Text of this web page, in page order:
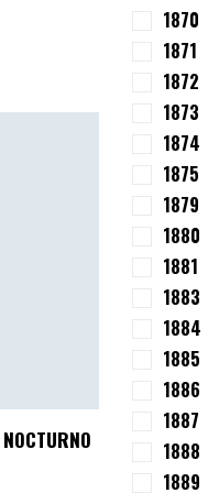
1870
1871
1872
1873
1874
1875
1879
1880
1881
1883
1884
1885
1886
1887
1888
1889